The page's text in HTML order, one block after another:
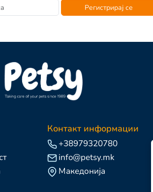
Регистрирај се
Контакт информации
+38979320780
info@petsy.mk
Македонија